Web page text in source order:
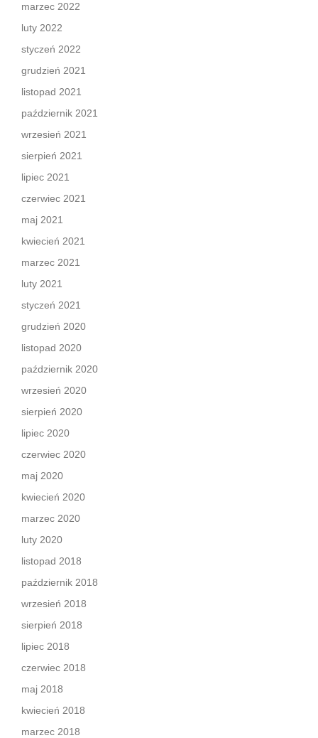
marzec 2022
luty 2022
styczeń 2022
grudzień 2021
listopad 2021
październik 2021
wrzesień 2021
sierpień 2021
lipiec 2021
czerwiec 2021
maj 2021
kwiecień 2021
marzec 2021
luty 2021
styczeń 2021
grudzień 2020
listopad 2020
październik 2020
wrzesień 2020
sierpień 2020
lipiec 2020
czerwiec 2020
maj 2020
kwiecień 2020
marzec 2020
luty 2020
listopad 2018
październik 2018
wrzesień 2018
sierpień 2018
lipiec 2018
czerwiec 2018
maj 2018
kwiecień 2018
marzec 2018